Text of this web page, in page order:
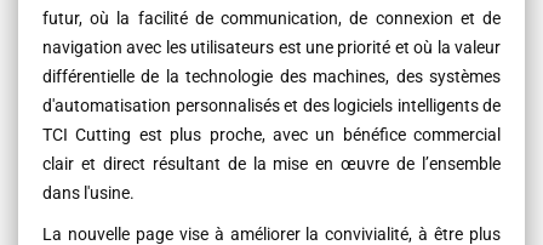
futur, où la facilité de communication, de connexion et de
navigation avec les utilisateurs est une priorité et où la valeur
différentielle de la technologie des machines, des systèmes
d'automatisation personnalisés et des logiciels intelligents de
TCI Cutting est plus proche, avec un bénéfice commercial
clair et direct résultant de la mise en œuvre de l’ensemble
dans l'usine.
La nouvelle page vise à améliorer la convivialité, à être plus